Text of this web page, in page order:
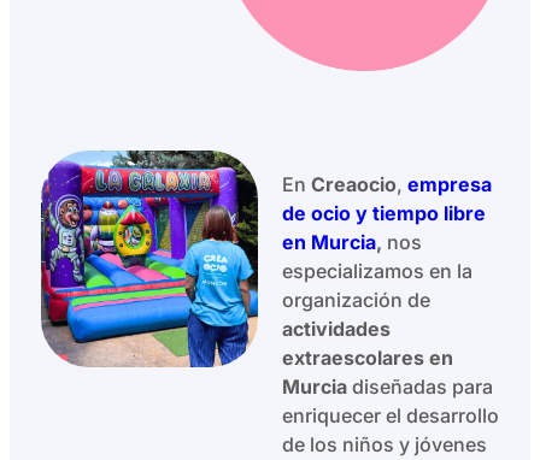
En Creaocio, empresa
de ocio y tiempo libre
en Murcia, nos
especializamos en la
organización de
actividades
extraescolares en
Murcia diseñadas para
enriquecer el desarrollo
de los niños y jóvenes